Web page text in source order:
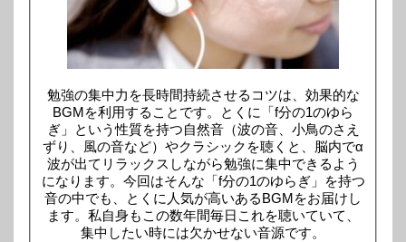
勉強の集中力を長時間持続させるコツは、効果的な
BGMを利用することです。とくに「f分の1のゆら
ぎ」という性質を持つ自然音（波の音、小鳥のさえ
ずり、風の音など）やクラシックを聴くと、脳内でα
波が出てリラックスしながら勉強に集中できるよう
になります。今回はそんな「f分の1のゆらぎ」を持つ
音の中でも、とくに人気が高いあるBGMをお届けし
ます。私自身もこの数年間毎日これを聴いていて、
集中したい時には欠かせない音源です。